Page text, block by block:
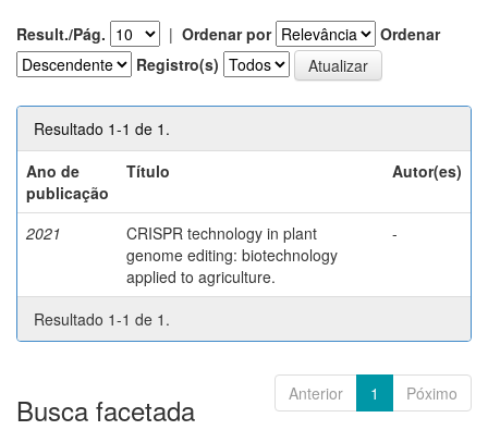
Result./Pág. | Ordenar por
Ordenar
Registro(s)
Resultado 1-1 de 1.
Ano de
publicação
Título Autor(es)
2021
CRISPR technology in plant
genome editing: biotechnology
applied to agriculture.
-
Resultado 1-1 de 1.
Anterior 1 Póximo
Busca facetada